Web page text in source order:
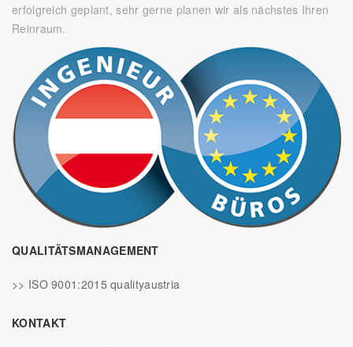
erfolgreich geplant, sehr gerne planen wir als nächstes Ihren
Reinraum.
QUALITÄTSMANAGEMENT
>> ISO 9001:2015 qualityaustria
KONTAKT